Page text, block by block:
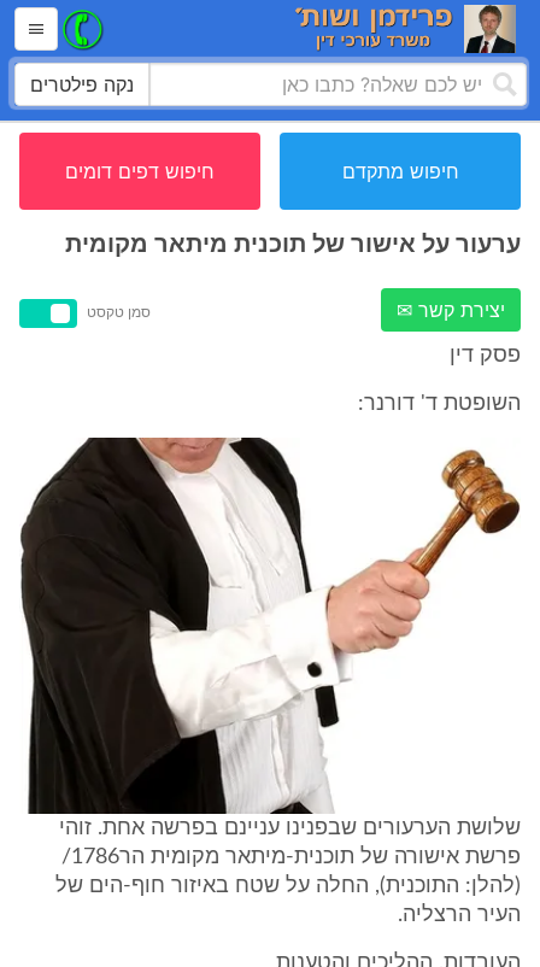
נקה פילטרים
חיפוש מתקדם חיפוש דפים דומים
ערעור על אישור של תוכנית מיתאר מקומית
יצירת קשר ✉ סמן טקסט
פסק דין
השופטת ד' דורנר:
שלושת הערעורים שבפנינו עניינם בפרשה אחת. זוהי
פרשת אישורה של תוכנית-מיתאר מקומית הר1786/
(להלן: התוכנית), החלה על שטח באיזור חוף-הים של
העיר הרצליה.